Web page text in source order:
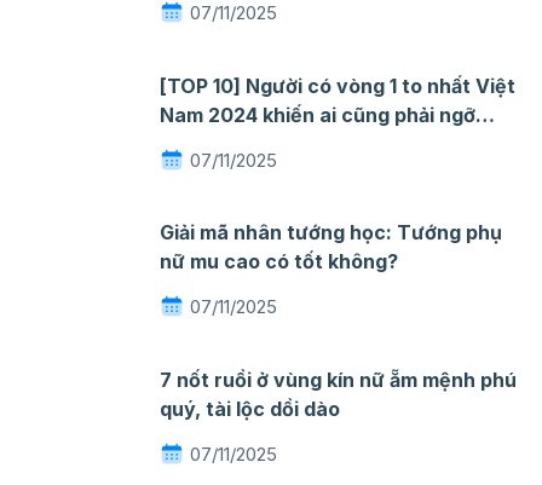
07/11/2025
[TOP 10] Người có vòng 1 to nhất Việt
Nam 2024 khiến ai cũng phải ngỡ
ngàng mê đắm
07/11/2025
Giải mã nhân tướng học: Tướng phụ
nữ mu cao có tốt không?
07/11/2025
7 nốt ruồi ở vùng kín nữ ẵm mệnh phú
quý, tài lộc dồi dào
07/11/2025